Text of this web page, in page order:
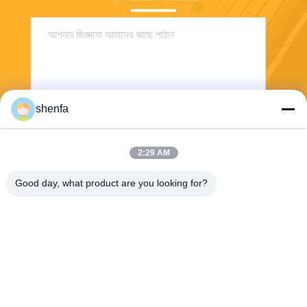
shenfa
2:29 AM
Good day, what product are you looking for?